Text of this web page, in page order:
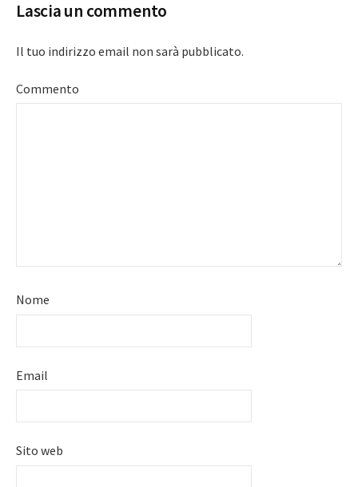
Lascia un commento
Il tuo indirizzo email non sarà pubblicato.
Commento
Nome
Email
Sito web